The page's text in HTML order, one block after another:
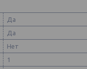
Да
Да
Нет
1